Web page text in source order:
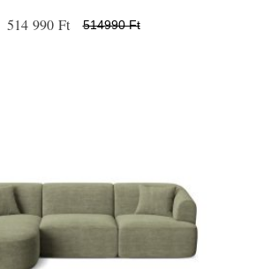
514 990 Ft 514990 Ft